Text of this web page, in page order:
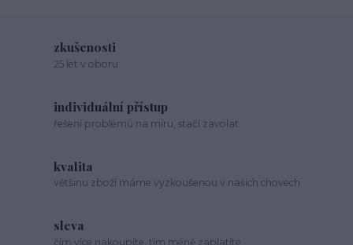
zkušenosti
25 let v oboru
individuální přístup
řešení problémů na míru, stačí zavolat
kvalita
většinu zboží máme vyzkoušenou v našich chovech
sleva
čím více nakoupíte, tím méně zaplatíte